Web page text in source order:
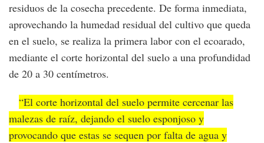
residuos de la cosecha precedente. De forma inmediata,
aprovechando la humedad residual del cultivo que queda
en el suelo, se realiza la primera labor con el ecoarado,
mediante el corte horizontal del suelo a una profundidad
de 20 a 30 centímetros.
“El corte horizontal del suelo permite cercenar las
malezas de raíz, dejando el suelo esponjoso y
provocando que estas se sequen por falta de agua y